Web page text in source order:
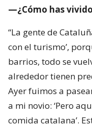
—¿Cómo has
“La gente de
con el turismo’,
barrios, todo se
alrededor tienen
Ayer fuimos a
a mi novio: ‘Pero
comida catalana’.